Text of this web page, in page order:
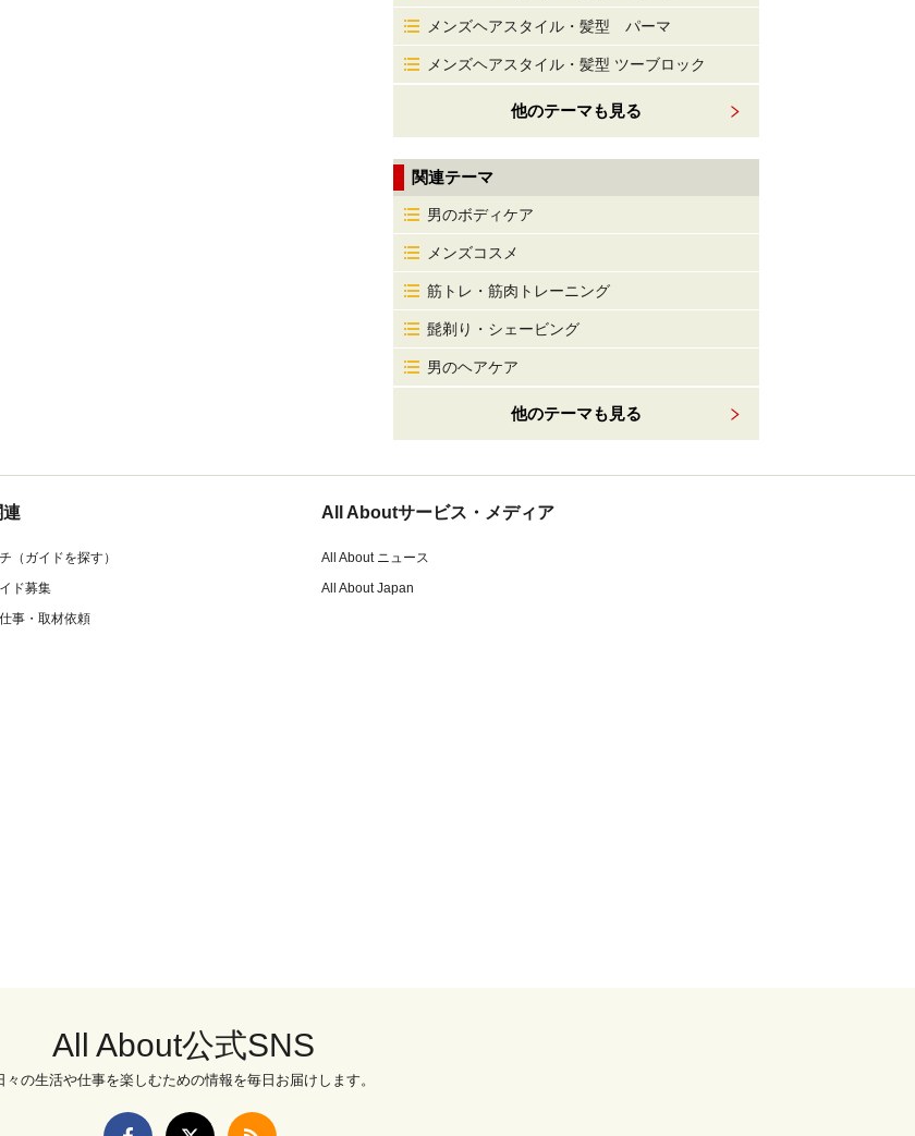
メンズヘアスタイル・髪型 パーマ
メンズヘアスタイル・髪型 ツーブロック
他のテーマも見る
関連テーマ
男のボディケア
メンズコスメ
筋トレ・筋肉トレーニング
髭剃り・シェービング
男のヘアケア
他のテーマも見る
連
（ガイドを探す）
ド募集
事・取材依頼
All Aboutサービス・メディア
All About ニュース
All About Japan
All About公式SNS
々の生活や仕事を楽しむための情報を毎日お届けします。